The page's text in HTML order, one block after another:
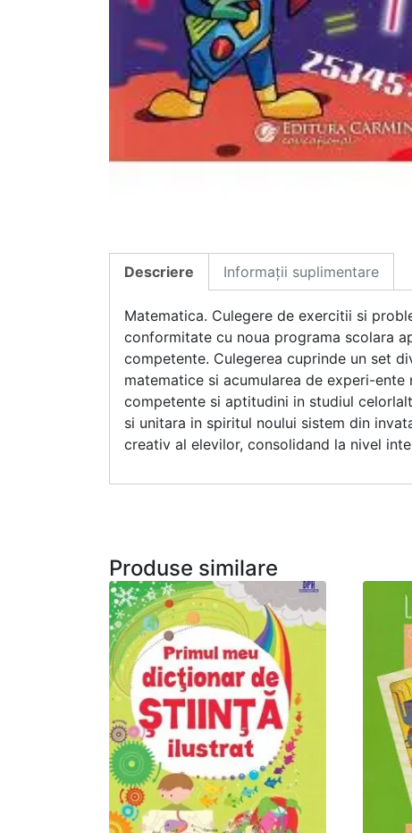
Descriere Informații suplimentare
Matematica. Culegere de exercitii si
conformitate cu noua programa scolara
competente. Culegerea cuprinde un set
matematice si acumularea de experi-
competente si aptitudini in studiul
si unitara in spiritul noului sistem din
creativ al elevilor, consolidand la nivel
Produse similare